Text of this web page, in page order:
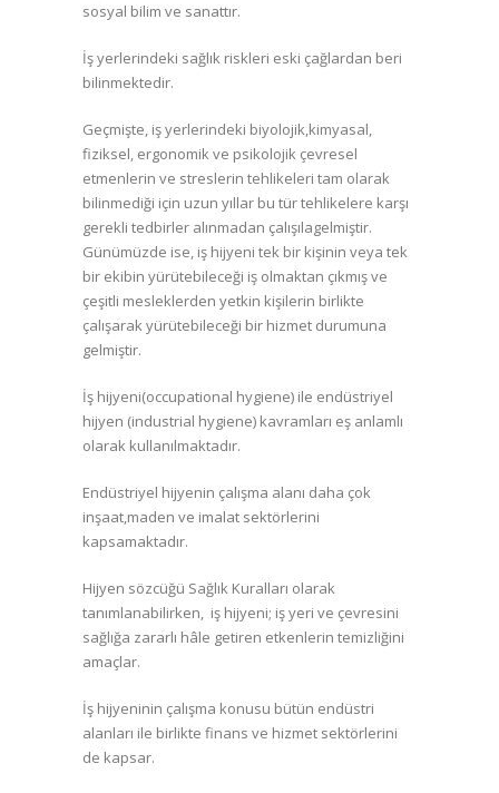
sosyal bilim ve sanattır.
İş yerlerindeki sağlık riskleri eski çağlardan beri
bilinmektedir.
Geçmişte, iş yerlerindeki biyolojik,kimyasal,
fiziksel, ergonomik ve psikolojik çevresel
etmenlerin ve streslerin tehlikeleri tam olarak
bilinmediği için uzun yıllar bu tür tehlikelere karşı
gerekli tedbirler alınmadan çalışılagelmiştir.
Günümüzde ise, iş hijyeni tek bir kişinin veya tek
bir ekibin yürütebileceği iş olmaktan çıkmış ve
çeşitli mesleklerden yetkin kişilerin birlikte
çalışarak yürütebileceği bir hizmet durumuna
gelmiştir.
İş hijyeni(occupational hygiene) ile endüstriyel
hijyen (industrial hygiene) kavramları eş anlamlı
olarak kullanılmaktadır.
Endüstriyel hijyenin çalışma alanı daha çok
inşaat,maden ve imalat sektörlerini
kapsamaktadır.
Hijyen sözcüğü Sağlık Kuralları olarak
tanımlanabilirken, iş hijyeni; iş yeri ve çevresini
sağlığa zararlı hâle getiren etkenlerin temizliğini
amaçlar.
İş hijyeninin çalışma konusu bütün endüstri
alanları ile birlikte finans ve hizmet sektörlerini
de kapsar.